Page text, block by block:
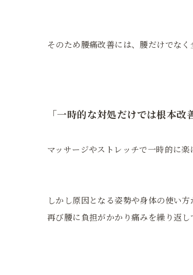
そのため腰痛改善には、腰だけでな
「一時的な対処だけでは根本改
マッサージやストレッチで一時的に楽
しかし原因となる姿勢や身体の使い方
再び腰に負担がかかり痛みを繰り返し